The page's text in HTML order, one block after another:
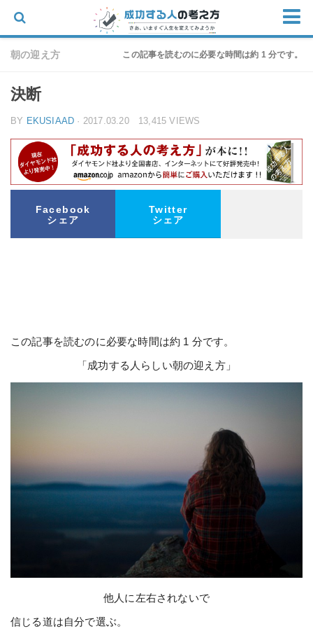
ホーム
仕事
物語
家族
朝の迎え方
お問い合わせ
朝の迎え方 この記事を読むのに必要な時間は約 1 分です。
決断
BY EKUSIAAD · 2017.03.20 13,415 VIEWS
Facebook
シェア
Twitter
シェア
この記事を読むのに必要な時間は約 1 分です。
「成功する人らしい朝の迎え方」
他人に左右されないで
信じる道は自分で選ぶ。